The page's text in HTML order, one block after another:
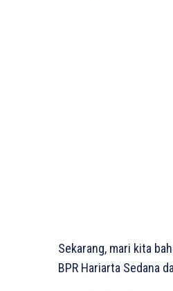
Sekarang, mari kita
BPR Hariarta Sedana